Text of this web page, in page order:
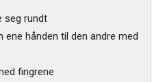
seg rundt
ene hånden til den andre med
fingrene